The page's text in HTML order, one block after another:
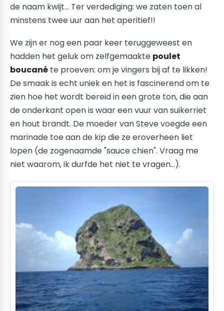
de naam kwijt... Ter verdediging: we zaten toen al
minstens twee uur aan het aperitief!!
We zijn er nog een paar keer teruggeweest en
hadden het geluk om zelfgemaakte poulet
boucané te proeven: om je vingers bij af te likken!
De smaak is echt uniek en het is fascinerend om te
zien hoe het wordt bereid in een grote ton, die aan
de onderkant open is waar een vuur van suikerriet
en hout brandt. De moeder van Steve voegde een
marinade toe aan de kip die ze eroverheen liet
lopen (de zogenaamde "sauce chien". Vraag me
niet waarom, ik durfde het niet te vragen...).